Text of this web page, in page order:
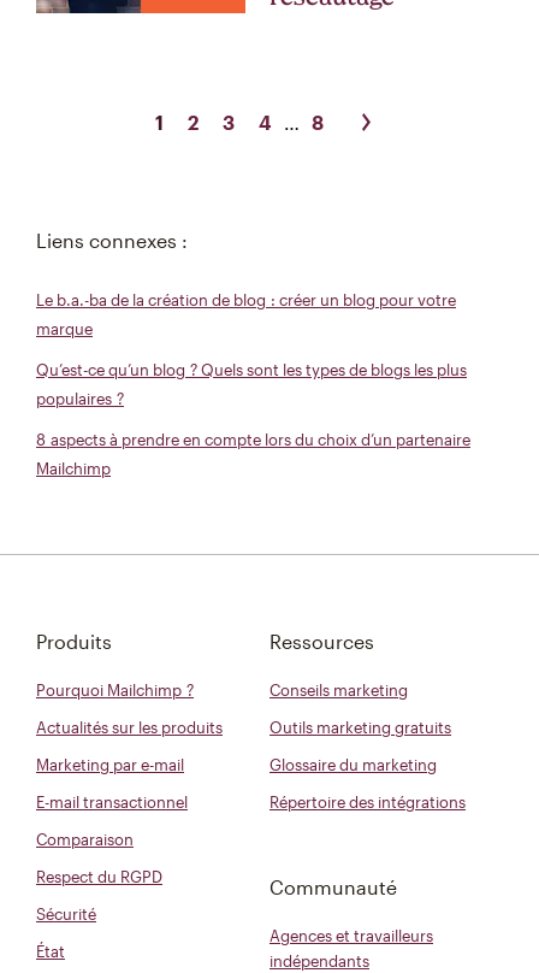
1 2 3 4 … 8
Liens connexes :
Le b.a.-ba de la création de blog : créer un blog pour votre
marque
Qu’est-ce qu’un blog ? Quels sont les types de blogs les plus
populaires ?
8 aspects à prendre en compte lors du choix d’un partenaire
Mailchimp
Produits
Pourquoi Mailchimp ?
Actualités sur les produits
Marketing par e-mail
E-mail transactionnel
Comparaison
Respect du RGPD
Sécurité
État
Ressources
Conseils marketing
Outils marketing gratuits
Glossaire du marketing
Répertoire des intégrations
Communauté
Agences et travailleurs
indépendants